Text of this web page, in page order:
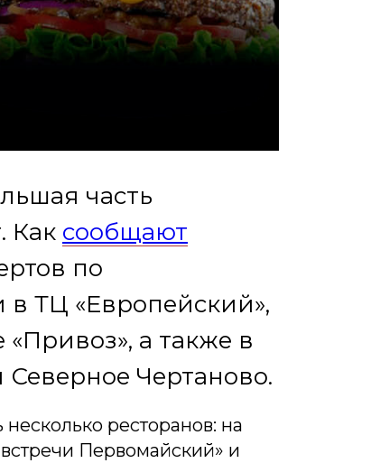
часть
Как сообщают
по
ТЦ «Европейский»,
а также в
Чертаново.
ресторанов: на
Первомайский» и